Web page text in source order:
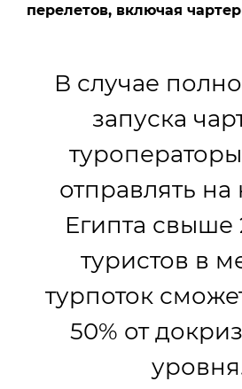
перелетов, включая
В случае
запуска
отправлять на
Египта свыше
туристов в
турпоток
50% от